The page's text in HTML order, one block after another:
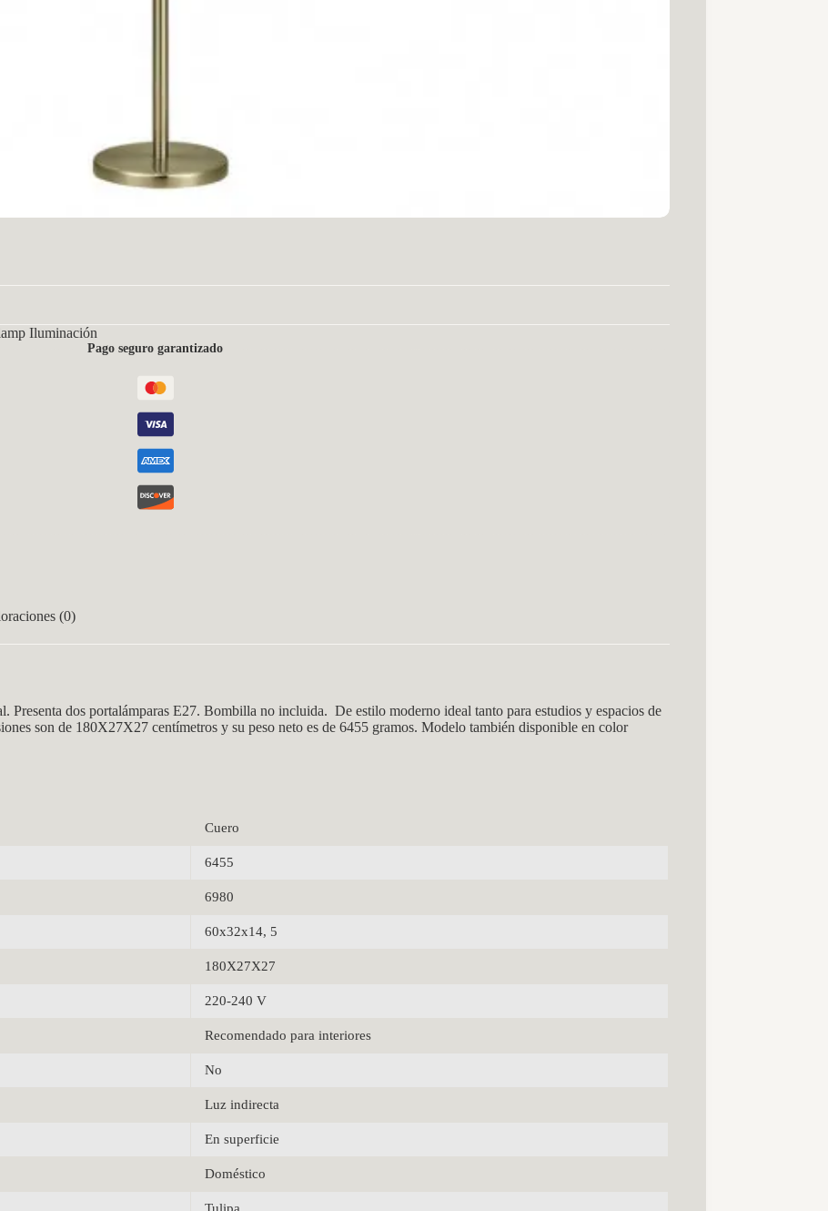
Iluminación
Pago seguro garantizado
(0)
dos portalámparas E27. Bombilla no incluida. De estilo moderno ideal tanto para estudios y espacios de
son de 180X27X27 centímetros y su peso neto es de 6455 gramos. Modelo también disponible en color
Cuero
6455
6980
60x32x14, 5
180X27X27
220-240 V
Recomendado para interiores
No
Luz indirecta
En superficie
Doméstico